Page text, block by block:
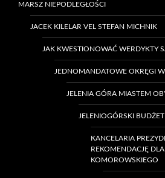
MARSZ NIEPODLEGŁOŚCI
JACEK KILELAR VEL STEFAN MICHNIK
JAK KWESTIONOWAĆ WERDYKTY
JEDNOMANDATOWE OKRĘGI
JELENIA GÓRA MIASTEM
JELENIOGÓRSKI
KANCELARIA
REKOMENDACJĘ
KOMOROWSKIEGO